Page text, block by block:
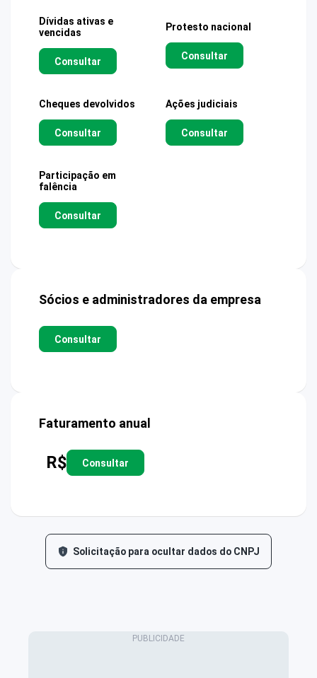
Dívidas ativas e
vencidas
Consultar
Protesto nacional
Consultar
Cheques devolvidos
Consultar
Ações judiciais
Consultar
Participação em
falência
Consultar
Sócios e administradores da empresa
Consultar
Faturamento anual
R$ Consultar
Solicitação para ocultar dados do CNPJ